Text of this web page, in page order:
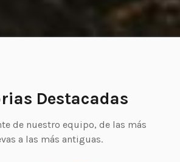
Destacadas
de nuestro equipo, de las más
a las más antiguas.